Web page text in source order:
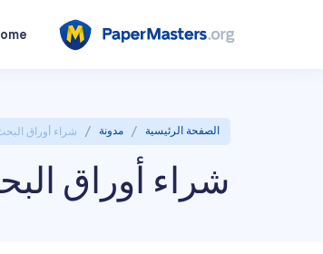
الصفحة الرئيسية / مدونة / شراء أوراق
شراء أوراق